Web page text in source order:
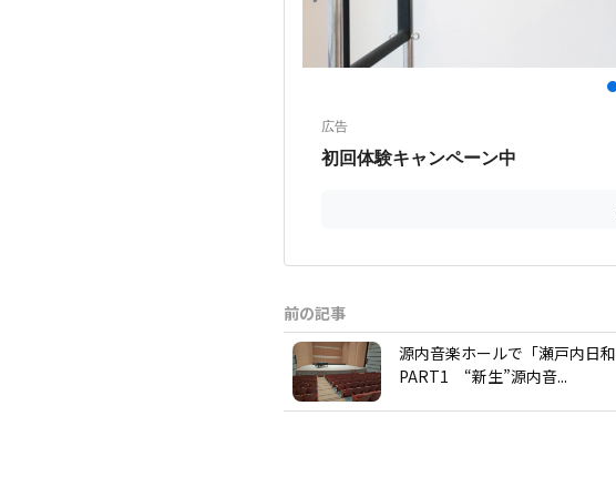
前の記事
源内音楽ホールで「瀬戸内日和
PART1 “新生”源内音...